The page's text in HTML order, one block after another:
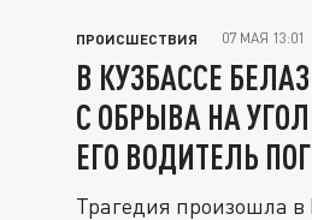
ПРОИСШЕСТВИЯ 07 МАЯ 13:01
В КУЗБАССЕ
С ОБРЫВА НА
ЕГО ВОДИТЕЛЬ
Трагедия произошла в